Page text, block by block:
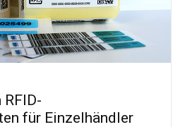
für Einzelhändler